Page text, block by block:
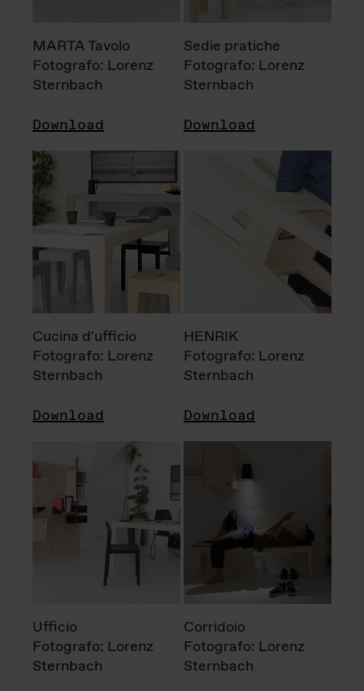
MARTA Tavolo
Fotografo: Lorenz
Sternbach
Download
Sedie pratiche
Fotografo: Lorenz
Sternbach
Download
Cucina d'ufficio
Fotografo: Lorenz
Sternbach
Download
HENRIK
Fotografo: Lorenz
Sternbach
Download
Ufficio
Fotografo: Lorenz
Sternbach
Corridoio
Fotografo: Lorenz
Sternbach